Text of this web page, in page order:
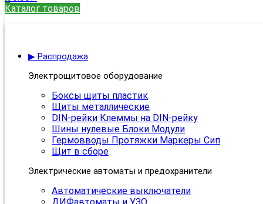
Каталог товаров
▶ Распродажа
Электрощитовое оборудование
Боксы щиты пластик
Щиты металлические
DIN-рейки Клеммы на DIN-рейку
Шины нулевые Блоки Модули
Гермовводы Протяжки Маркеры Сип
Щит в сборе
Электрические автоматы и предохранители
Автоматические выключатели